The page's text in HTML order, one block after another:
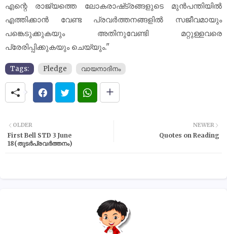
എന്റെ രാജ്യത്തെ ലോകരാഷ്‌ട്രങ്ങളുടെ മുൻപന്തിയിൽ
എത്തിക്കാൻ വേണ്ട പ്രവർത്തനങ്ങളിൽ സജീവമായും
പങ്കെടുക്കുകയും അതിനുവേണ്ടി മറ്റുള്ളവരെ
പ്രേരിപ്പിക്കുകയും ചെയ്യും."
Tags: Pledge വായനാദിനം
NEWER
Quotes on Reading
OLDER
First Bell STD 3 June
18(തുടർപ്രവർത്തനം)